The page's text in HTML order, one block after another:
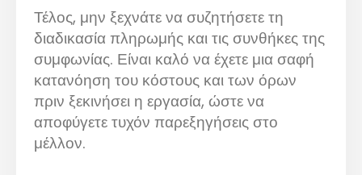
Τέλος, μην ξεχνάτε να συζητήσετε τη
διαδικασία πληρωμής και τις συνθήκες της
συμφωνίας. Είναι καλό να έχετε μια σαφή
κατανόηση του κόστους και των όρων
πριν ξεκινήσει η εργασία, ώστε να
αποφύγετε τυχόν παρεξηγήσεις στο
μέλλον.